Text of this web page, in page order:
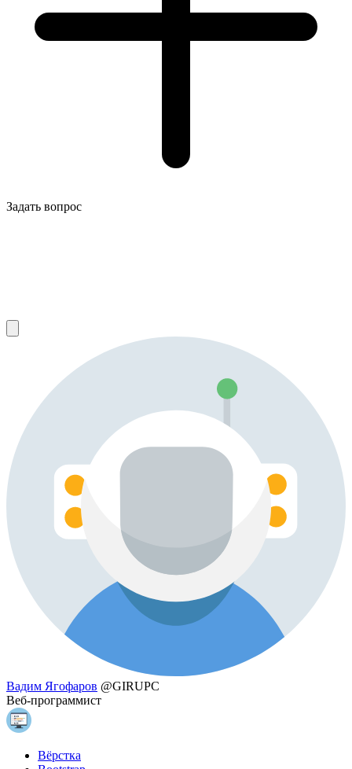
Задать вопрос
Вадим Ягофаров @GIRUPC
Веб-программист
Вёрстка